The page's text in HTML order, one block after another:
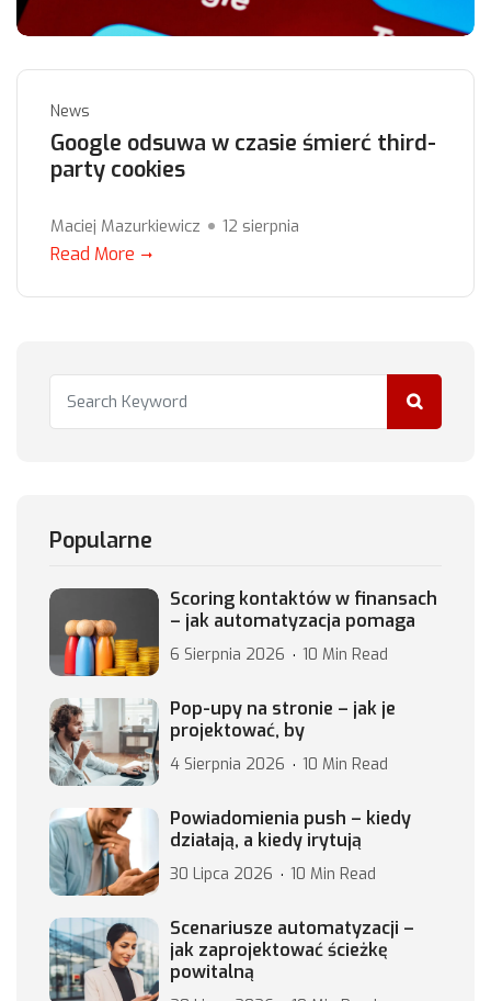
News
Google odsuwa w czasie śmierć third-
party cookies
Maciej Mazurkiewicz 12 sierpnia
Read More
Popularne
Scoring kontaktów w finansach
– jak automatyzacja pomaga
6 Sierpnia 2026 10 Min Read
Pop-upy na stronie – jak je
projektować, by
4 Sierpnia 2026 10 Min Read
Powiadomienia push – kiedy
działają, a kiedy irytują
30 Lipca 2026 10 Min Read
Scenariusze automatyzacji –
jak zaprojektować ścieżkę
powitalną